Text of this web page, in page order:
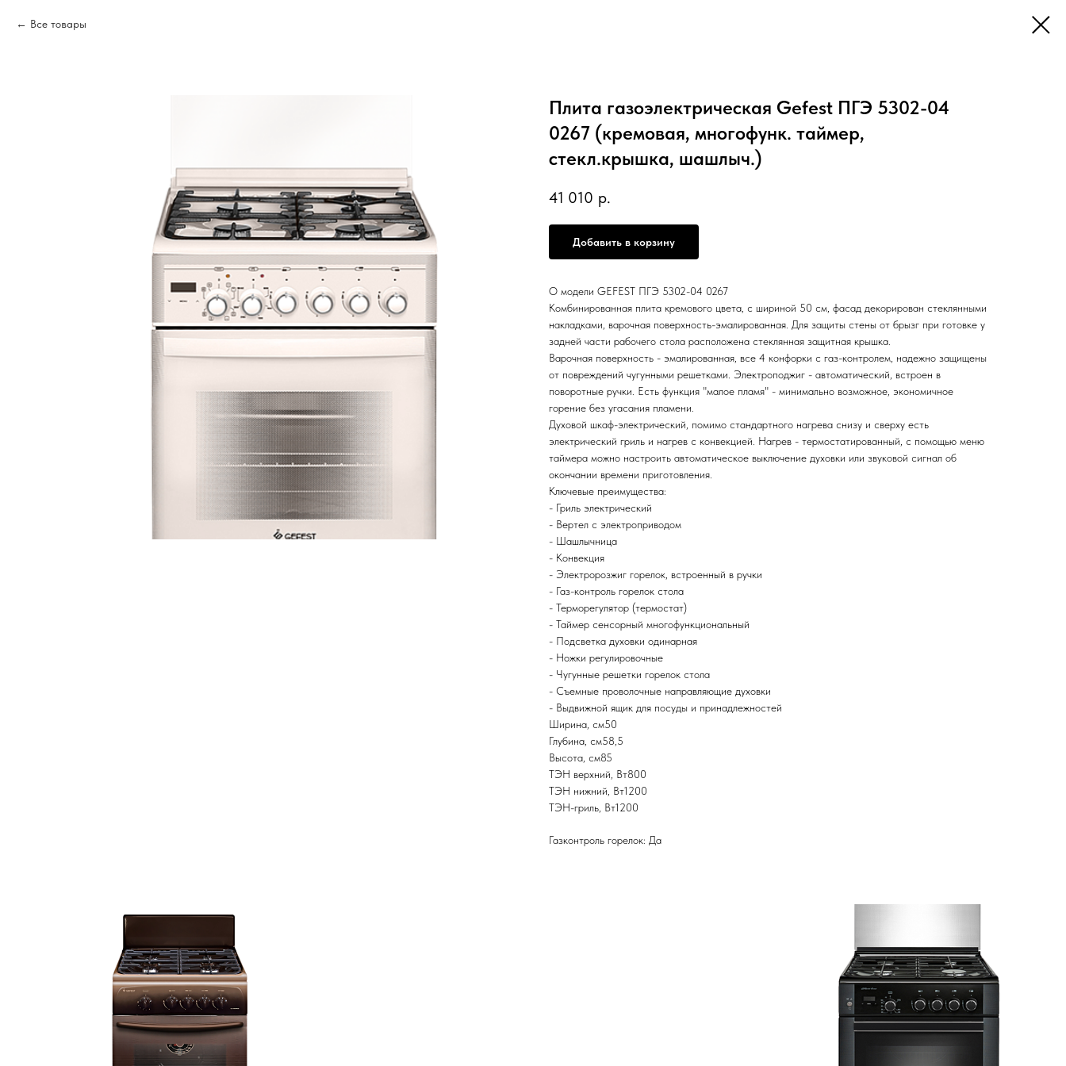
Все товары
Плита газоэлектрическая Gefest ПГЭ 5302-04
0267 (кремовая, многофунк. таймер,
стекл.крышка, шашлыч.)
41 010 р.
Добавить в корзину
О модели GEFEST ПГЭ 5302-04 0267
Комбинированная плита кремового цвета, с шириной 50 см, фасад декорирован стеклянными
накладками, варочная поверхность-эмалированная. Для защиты стены от брызг при готовке у
задней части рабочего стола расположена стеклянная защитная крышка.
Варочная поверхность - эмалированная, все 4 конфорки с газ-контролем, надежно защищены
от повреждений чугунными решетками. Электроподжиг - автоматический, встроен в
поворотные ручки. Есть функция "малое пламя" - минимально возможное, экономичное
горение без угасания пламени.
Духовой шкаф-электрический, помимо стандартного нагрева снизу и сверху есть
электрический гриль и нагрев с конвекцией. Нагрев - термостатированный, с помощью меню
таймера можно настроить автоматическое выключение духовки или звуковой сигнал об
окончании времени приготовления.
Ключевые преимущества:
- Гриль электрический
- Вертел с электроприводом
- Шашлычница
- Конвекция
- Электророзжиг горелок, встроенный в ручки
- Газ-контроль горелок стола
- Терморегулятор (термостат)
- Таймер сенсорный многофункциональный
- Подсветка духовки одинарная
- Ножки регулировочные
- Чугунные решетки горелок стола
- Съемные проволочные направляющие духовки
- Выдвижной ящик для посуды и принадлежностей
Ширина, см50
Глубина, см58,5
Высота, см85
ТЭН верхний, Вт800
ТЭН нижний, Вт1200
ТЭН-гриль, Вт1200
Газконтроль горелок: Да